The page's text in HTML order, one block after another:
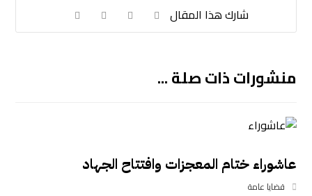
منشورات ذات صلة ...
عاشوراء ختام المعجزات وافتتاح الجهاد
قضايا عامة